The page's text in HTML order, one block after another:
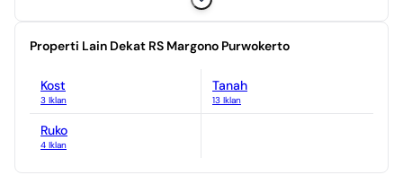
416 Properti
RS Wiradadi Husada
RS Jih Purwokerto
27 Properti
573 Properti
Properti Lain Dekat RS Margono Purwokerto
Kost
3 Iklan
Tanah
13 Iklan
Ruko
4 Iklan